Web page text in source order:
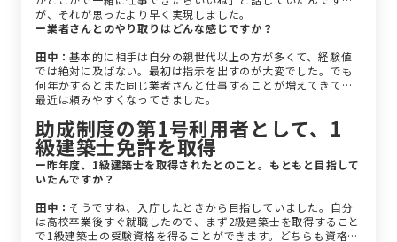
が、それが思ったより早く実現しました。
ー業者さんとのやり取りはどんな感じですか？
田中：基本的に相手は自分の親世代以上の方が多くて、経験値
では絶対に及ばない。最初は指示を出すのが大変でした。でも
何年かするとまた同じ業者さんと仕事することが増えてきて、
最近は頼みやすくなってきました。
助成制度の第1号利用者として、1
級建築士免許を取得
ー昨年度、1級建築士を取得されたとのこと。もともと目指して
いたんですか？
田中： そうですね、入庁したときから目指していました。自分
は高校卒業後すぐ就職したので、まず2級建築士を取得すること
で1級建築士の受験資格を得ることができます。どちらも資格の